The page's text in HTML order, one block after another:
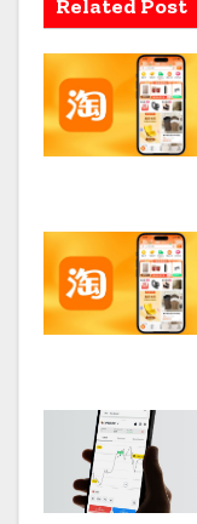
à
i
v
ế
t
Related Post